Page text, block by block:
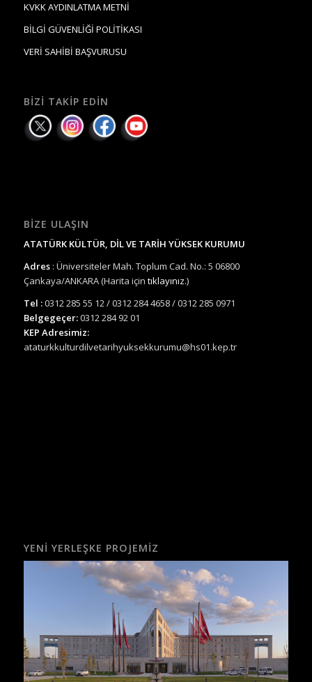
KVKK AYDINLATMA METNİ
BİLGİ GÜVENLİĞİ POLİTİKASI
VERİ SAHİBİ BAŞVURUSU
BIZI TAKIP EDIN
BIZE ULAŞIN
ATATÜRK KÜLTÜR, DİL VE TARİH YÜKSEK KURUMU
Adres : Üniversiteler Mah. Toplum Cad. No.: 5 06800
Çankaya/ANKARA (Harita için tıklayınız.)
Tel :0312 285 55 12 / 0312 284 4658 / 0312 285 0971
Belgegeçer:0312 284 92 01
KEP Adresimiz:
ataturkkulturdilvetarihyuksekkurumu@hs01.kep.tr
YENI YERLEŞKE PROJEMIZ